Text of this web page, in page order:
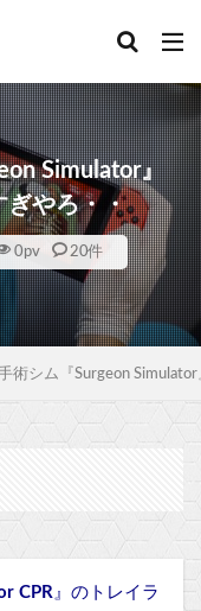
Simulator』
ぎやろ・・
0pv 20件
術シム『Surgeon
CPR』のトレイラ